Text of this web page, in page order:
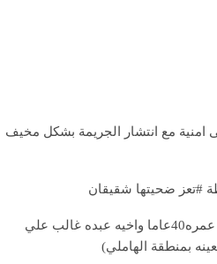
مع انتشار الجريمة بشكل مخيف
#تعز ضحيتها شقيقان
وقالت المصادر انه عثر على الاخوين احمد غالب علي منصوب-مدرس عمره40عاما واخيه عبده غالب علي